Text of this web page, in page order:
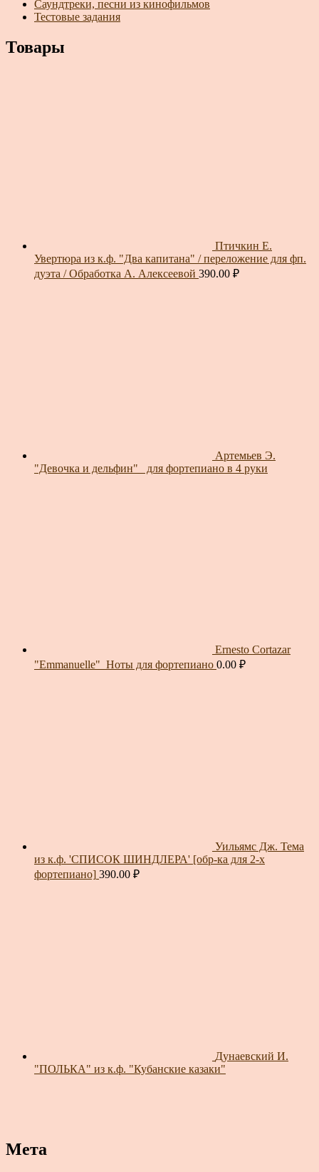
Саундтреки, песни из кинофильмов
Тестовые задания
Товары
Птичкин Е.
Увертюра из к.ф. "Два капитана" / переложение для фп.
дуэта / Обработка А. Алексеевой 390.00 ₽
Артемьев Э.
"Девочка и дельфин"_ для фортепиано в 4 руки
Ernesto Cortazar
"Emmanuelle"_Ноты для фортепиано 0.00 ₽
Уильямс Дж. Тема
из к.ф. 'СПИСОК ШИНДЛЕРА' [обр-ка для 2-х
фортепиано] 390.00 ₽
Дунаевский И.
"ПОЛЬКА" из к.ф. "Кубанские казаки"
Мета